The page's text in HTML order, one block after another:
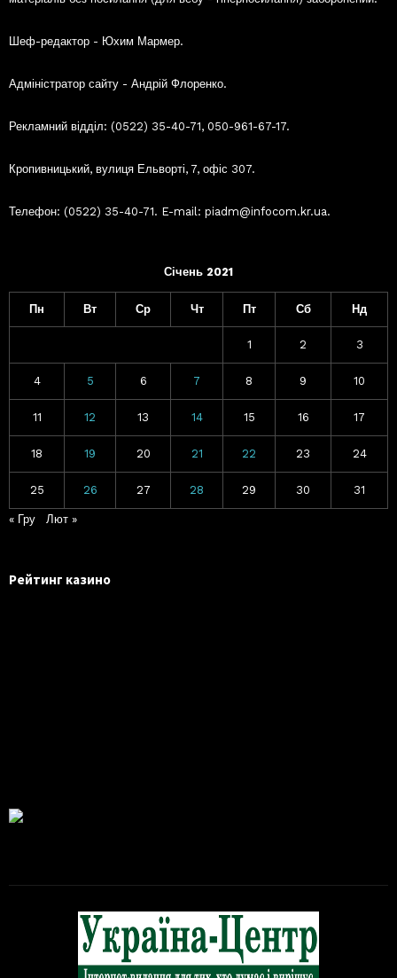
Шеф-редактор - Юхим Мармер.
Адміністратор сайту - Андрій Флоренко.
Рекламний відділ: (0522) 35-40-71, 050-961-67-17.
Кропивницький, вулиця Ельворті, 7, офіс 307.
Телефон: (0522) 35-40-71. E-mail: piadm@infocom.kr.ua.
Січень 2021
Пн Вт Ср Чт Пт Сб Нд
1 2 3
4 5 6 7 8 9 10
11 12 13 14 15 16 17
18 19 20 21 22 23 24
25 26 27 28 29 30 31
« Гру Лют »
Рейтинг казино